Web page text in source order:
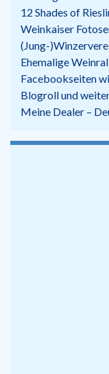
12 Shades of
Weinkaiser
(Jung-
Ehemalige
Facebookseiten
Blogroll und
Meine Dealer –